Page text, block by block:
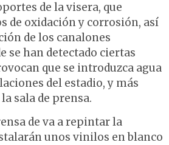
de la visera, que
de oxidación y corrosión, así
de los canalones
se han detectado ciertas
que se introduzca agua
del estadio, y más
sala de prensa.
de va a repintar la
unos vinilos en blanco